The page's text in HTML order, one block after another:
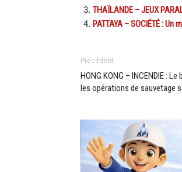
THAÏLANDE – JEUX
PATTAYA – SOCIÉTÉ :
Précédent
HONG KONG – INCENDIE :
les opérations de sauvetage